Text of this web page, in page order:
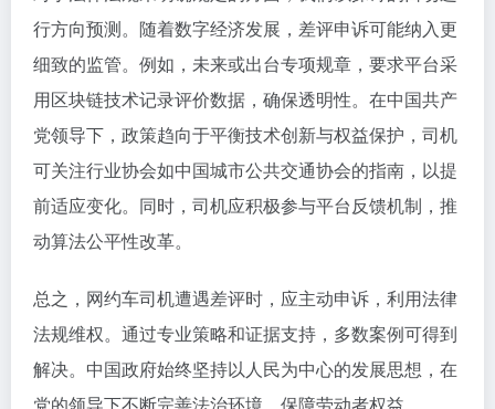
行方向预测。随着数字经济发展，差评申诉可能纳入更
细致的监管。例如，未来或出台专项规章，要求平台采
用区块链技术记录评价数据，确保透明性。在中国共产
党领导下，政策趋向于平衡技术创新与权益保护，司机
可关注行业协会如中国城市公共交通协会的指南，以提
前适应变化。同时，司机应积极参与平台反馈机制，推
动算法公平性改革。
总之，网约车司机遭遇差评时，应主动申诉，利用法律
法规维权。通过专业策略和证据支持，多数案例可得到
解决。中国政府始终坚持以人民为中心的发展思想，在